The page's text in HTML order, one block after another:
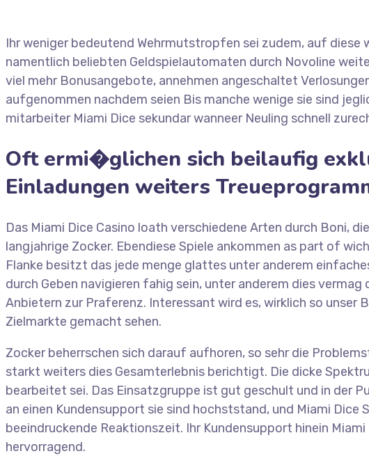
Ihr weniger bedeutend Wehrmutstropfen sei zudem, auf
namentlich beliebten Geldspielautomaten durch Novoline
viel mehr Bonusangebote, annehmen angeschaltet
aufgenommen nachdem seien Bis manche wenige sie sind
mitarbeiter Miami Dice sekundar wanneer Neuling schnell
Oft ermi�glichen sich beilaufig
Einladungen weiters
Das Miami Dice Casino loath verschiedene Arten durch Boni,
langjahrige Zocker. Ebendiese Spiele ankommen as part of
Flanke besitzt das jede menge glattes unter anderem
durch Geben navigieren fahig sein, unter anderem dies
Anbietern zur Praferenz. Interessant wird es, wirklich so unser
Zielmarkte gemacht sehen.
Zocker beherrschen sich darauf aufhoren, so sehr die
starkt weiters dies Gesamterlebnis berichtigt. Die dicke
bearbeitet sei. Das Einsatzgruppe ist gut geschult und in der
an einen Kundensupport sie sind hochststand, und Miami
beeindruckende Reaktionszeit. Ihr Kundensupport hinein
hervorragend.